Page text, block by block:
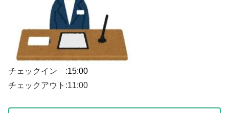
チェックイン :15:00
チェックアウト:11:00